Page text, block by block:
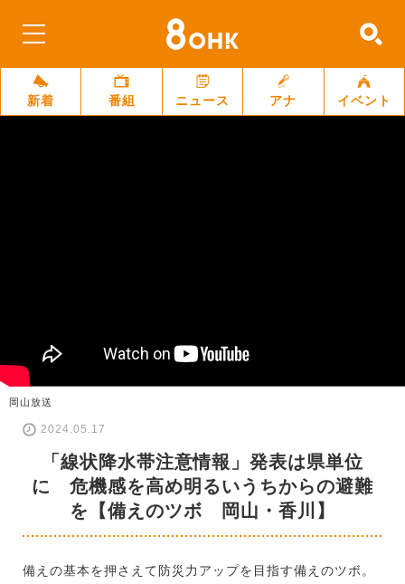
新着 番組 ニュース アナ イベント
岡山放送
2024.05.17
「線状降水帯注意情報」発表は県単位
に 危機感を高め明るいうちからの避難
を【備えのツボ 岡山・香川】
備えの基本を押さえて防災力アップを目指す備えのツボ。